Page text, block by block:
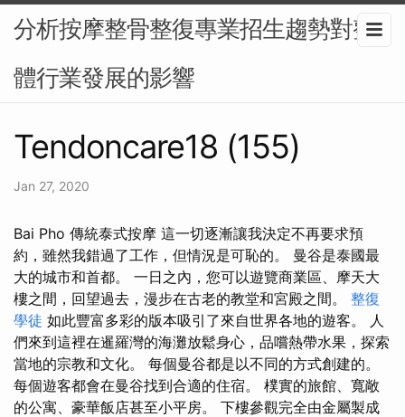
分析按摩整骨整復專業招生趨勢對整
體行業發展的影響
Tendoncare18 (155)
Jan 27, 2020
Bai Pho 傳統泰式按摩 這一切逐漸讓我決定不再要求預
約，雖然我錯過了工作，但情況是可恥的。 曼谷是泰國最
大的城市和首都。 一日之內，您可以遊覽商業區、摩天大
樓之間，回望過去，漫步在古老的教堂和宮殿之間。 整復
學徒 如此豐富多彩的版本吸引了來自世界各地的遊客。 人
們來到這裡在暹羅灣的海灘放鬆身心，品嚐熱帶水果，探索
當地的宗教和文化。 每個曼谷都是以不同的方式創建的。
每個遊客都會在曼谷找到合適的住宿。 樸實的旅館、寬敞
的公寓、豪華飯店甚至小平房。 下樓參觀完全由金屬製成